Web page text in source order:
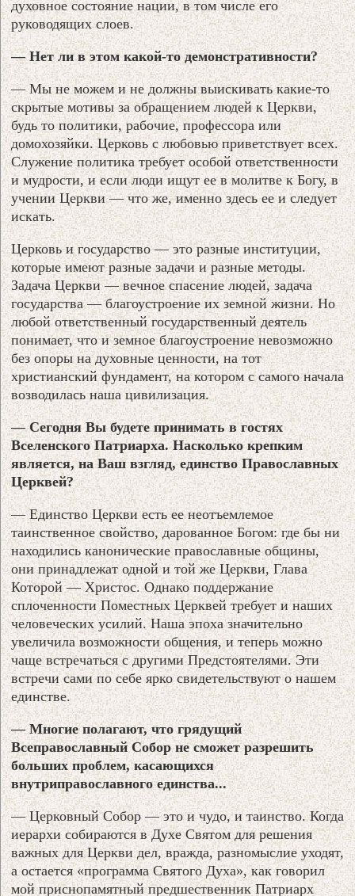
духовное состояние нации, в том числе его
руководящих слоев.
— Нет ли в этом какой-то демонстративности?
— Мы не можем и не должны выискивать какие-то
скрытые мотивы за обращением людей к Церкви,
будь то политики, рабочие, профессора или
домохозяйки. Церковь с любовью приветствует всех.
Служение политика требует особой ответственности
и мудрости, и если люди ищут ее в молитве к Богу, в
учении Церкви — что же, именно здесь ее и следует
искать.
Церковь и государство — это разные институции,
которые имеют разные задачи и разные методы.
Задача Церкви — вечное спасение людей, задача
государства — благоустроение их земной жизни. Но
любой ответственный государственный деятель
понимает, что и земное благоустроение невозможно
без опоры на духовные ценности, на тот
христианский фундамент, на котором с самого начала
возводилась наша цивилизация.
— Сегодня Вы будете принимать в гостях
Вселенского Патриарха. Насколько крепким
является, на Ваш взгляд, единство Православных
Церквей?
— Единство Церкви есть ее неотъемлемое
таинственное свойство, дарованное Богом: где бы ни
находились канонические православные общины,
они принадлежат одной и той же Церкви, Глава
Которой — Христос. Однако поддержание
сплоченности Поместных Церквей требует и наших
человеческих усилий. Наша эпоха значительно
увеличила возможности общения, и теперь можно
чаще встречаться с другими Предстоятелями. Эти
встречи сами по себе ярко свидетельствуют о нашем
единстве.
— Многие полагают, что грядущий
Всеправославный Собор не сможет разрешить
больших проблем, касающихся
внутриправославного единства...
— Церковный Собор — это и чудо, и таинство. Когда
иерархи собираются в Духе Святом для решения
важных для Церкви дел, вражда, разномыслие уходят,
а остается «программа Святого Духа», как говорил
мой приснопамятный предшественник Патриарх